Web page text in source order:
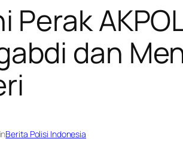
Perak
dan
Berita Polisi Indonesia